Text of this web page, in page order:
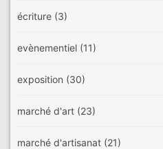
écriture (3)
evènementiel (11)
exposition (30)
marché d'art (23)
marché d'artisanat (21)